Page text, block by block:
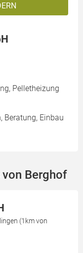
Pelletheizung
Beratung, Einbau
Berghof
(1km von